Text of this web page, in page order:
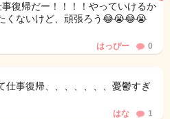
復帰だー！！！！やっていけるか
くないけど、頑張ろう😂😭😂😭
はっぴー 0
仕事復帰、、、、、、、憂鬱すぎ
はな 1